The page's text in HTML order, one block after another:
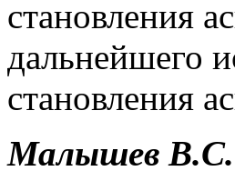
становления
дальнейшего
становления
Малышев В.С.